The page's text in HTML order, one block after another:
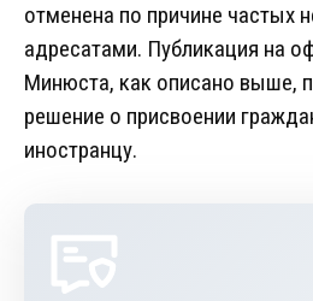
отменена по причине частых
адресатами. Публикация на
Минюста, как описано выше,
решение о присвоении
иностранцу.